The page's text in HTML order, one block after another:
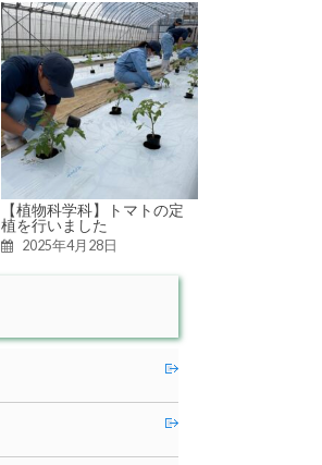
【植物科学科】トマトの定
植を行いました
2025年4月28日